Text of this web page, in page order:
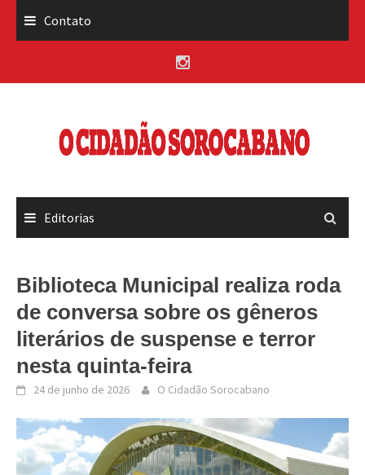
Contato
Editorias
Biblioteca Municipal realiza roda
de conversa sobre os gêneros
literários de suspense e terror
nesta quinta-feira
24 de junho de 2026 O Cidadão Sorocabano